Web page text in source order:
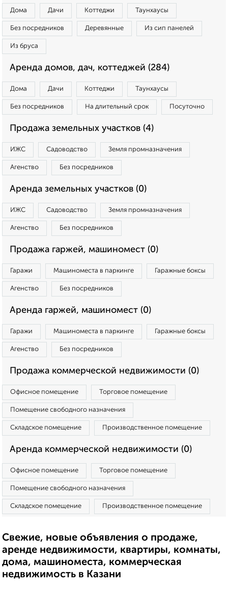
Дома Дачи Коттеджи Таунхаусы
Без посредников Деревянные Из сип панелей
Из бруса
Аренда домов, дач, коттеджей (284)
Дома Дачи Коттеджи Таунхаусы
Без посредников На длительный срок Посуточно
Продажа земельных участков (4)
ИЖС Садоводство Земля промназначения
Агенство Без посредников
Аренда земельных участков (0)
ИЖС Садоводство Земля промназначения
Агенство Без посредников
Продажа гаржей, машиномест (0)
Гаражи Машиноместа в паркинге Гаражные боксы
Агенство Без посредников
Аренда гаржей, машиномест (0)
Гаражи Машиноместа в паркинге Гаражные боксы
Агенство Без посредников
Продажа коммерческой недвижимости (0)
Офисное помещение Торговое помещение
Помещение свободного назначения
Складское помещение Производственное помещение
Аренда коммерческой недвижимости (0)
Офисное помещение Торговое помещение
Помещение свободного назначения
Складское помещение Производственное помещение
Свежие, новые объявления о продаже,
аренде недвижимости, квартиры, комнаты,
дома, машиноместа, коммерческая
недвижимость в Казани